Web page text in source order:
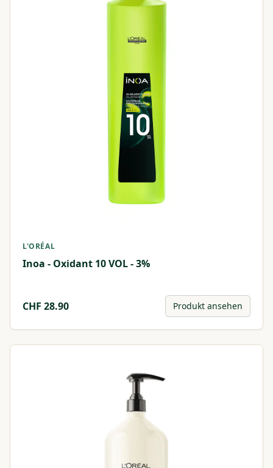
L'ORÉAL
Inoa - Oxidant 10 VOL - 3%
CHF 28.90 Produkt ansehen